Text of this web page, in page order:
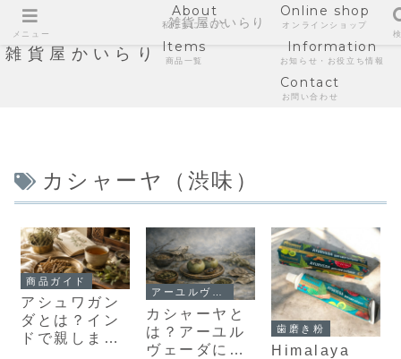
雑貨屋かいらり
About
私たちについて
Online shop
オンラインショップ
Items
商品一覧
Information
お知らせ・お役立ち情報
Contact
お問い合わせ
カシャーヤ（渋味）
商品ガイド
アシュワガン
ダとは？イン
ドで親しまれ
カシャーヤと
は？アーユル
ヴェーダにお
歯磨き粉
Himalaya
メニュー
雑貨屋かいらり